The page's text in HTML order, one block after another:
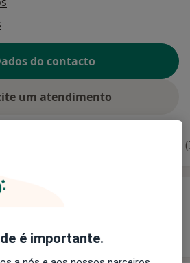
do contacto
um atendimento
Opiniões
sobre a experiência
é importante.